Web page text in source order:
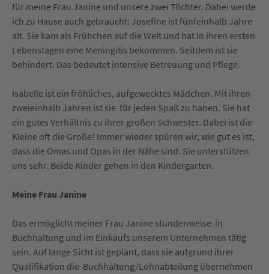
für meine Frau Janine und unsere zwei Töchter. Dabei werde
ich zu Hause auch gebraucht: Josefine ist fünfeinhalb Jahre
alt. Sie kam als Frühchen auf die Welt und hat in ihren ersten
Lebenstagen eine Meningitis bekommen. Seitdem ist sie
behindert. Das bedeutet intensive Betreuung und Pflege.
Isabelle ist ein fröhliches, aufgewecktes Mädchen. Mit ihren
zweieinhalb Jahren ist sie für jeden Spaß zu haben. Sie hat
ein gutes Verhältnis zu ihrer großen Schwester. Dabei ist die
Kleine oft die Große! Immer wieder spüren wir, wie gut es ist,
dass die Omas und Opas in der Nähe sind. Sie unterstützen
uns sehr. Beide Kinder gehen in den Kindergarten.
Meine Frau Janine
Das ermöglicht meiner Frau Janine stundenweise in
Buchhaltung und im Einkaufs unserem Unternehmen tätig
sein. Auf lange Sicht ist geplant, dass sie aufgrund ihrer
Qualifikation die Buchhaltung/Lohnabteilung übernehmen